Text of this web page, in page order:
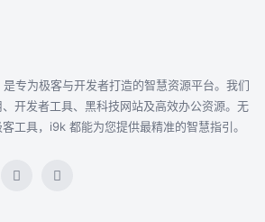
专为极客与开发者打造的智慧资源平台。我们
开发者工具、黑科技网站及高效办公资源。无
工具，i9k 都能为您提供最精准的智慧指引。